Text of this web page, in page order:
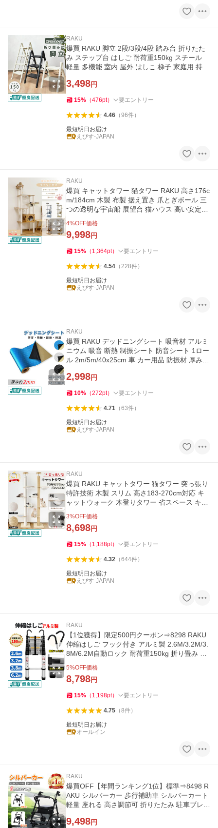
RAKU
爆買 RAKU 脚立 2段/3段/4段 踏み台 折りたた
み ステップ台 はしご 耐荷重150kg スチール
軽量 多機能 室内 屋外 はしこ 梯子 家庭用 持ち
3,498円
15% （476pt） 要エントリー
4.46（96件）
最短明日お届け
えびす-JAPAN
RAKU
爆買 キャットタワー 猫タワー RAKU 高さ176c
m/184cm 木製 布製 据え置き 爪とぎボール 三
つの透明な宇宙船 展望台 猫ハウス 高い安定性
4%OFF価格
9,998円
15% （ 1,364pt） 要エントリー
4.54（228件）
最短明日お届け
えびす-JAPAN
RAKU
爆買 RAKU デッドニングシート 吸音材 アルミ
ニウム 吸音 断熱 制振シート 防音シート 1ロー
ル 2m/5m/40x25cm 車 カー用品 防振材 厚み2
2,998円
10% （272pt） 要エントリー
4.71（63件）
最短明日お届け
えびす-JAPAN
RAKU
爆買 RAKU キャットタワー 猫タワー 突っ張り
特許技術 木製 スリム 高さ183-270cm対応 キ
ャットウォーク 木登りタワー 省スペース キャ
3%OFF価格
8,698円
15% （ 1,188pt） 要エントリー
4.32（644件）
最短明日お届け
えびす-JAPAN
RAKU
【1位獲得】限定500円クーポン⇒8298 RAKU
伸縮はしご フック付き アルミ製 2.6M/3.2M/3.
8M/6.2M自動ロック 耐荷重150kg 折り畳み 軽
5%OFF価格
8,798円
15% （ 1,198pt） 要エントリー
4.75（8件）
最短明日お届け
オールイン
RAKU
爆買OFF【年間ランキング1位】標準⇒8498 R
AKU シルバーカー 歩行補助車 シルバーカート
軽量 座れる 高さ調節可 折りたたみ 駐車ブレー
9,498円